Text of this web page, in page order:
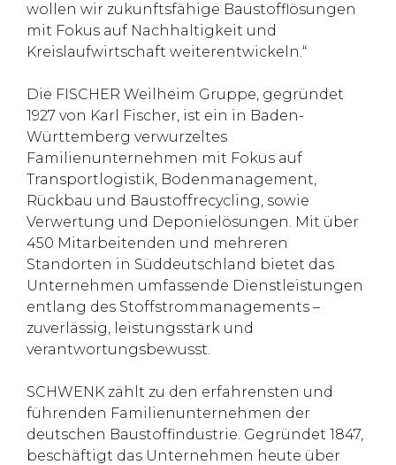
wollen wir zukunftsfähige Baustofflösungen
mit Fokus auf Nachhaltigkeit und
Kreislaufwirtschaft weiterentwickeln.“
Die FISCHER Weilheim Gruppe, gegründet
1927 von Karl Fischer, ist ein in Baden-
Württemberg verwurzeltes
Familienunternehmen mit Fokus auf
Transportlogistik, Bodenmanagement,
Rückbau und Baustoffrecycling, sowie
Verwertung und Deponielösungen. Mit über
450 Mitarbeitenden und mehreren
Standorten in Süddeutschland bietet das
Unternehmen umfassende Dienstleistungen
entlang des Stoffstrommanagements –
zuverlässig, leistungsstark und
verantwortungsbewusst.
SCHWENK zählt zu den erfahrensten und
führenden Familienunternehmen der
deutschen Baustoffindustrie. Gegründet 1847,
beschäftigt das Unternehmen heute über